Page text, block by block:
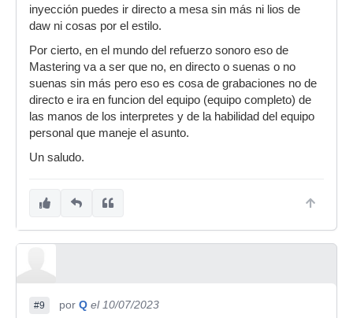
inyección puedes ir directo a mesa sin más ni lios de
daw ni cosas por el estilo.
Por cierto, en el mundo del refuerzo sonoro eso de
Mastering va a ser que no, en directo o suenas o no
suenas sin más pero eso es cosa de grabaciones no de
directo e ira en funcion del equipo (equipo completo) de
las manos de los interpretes y de la habilidad del equipo
personal que maneje el asunto.
Un saludo.
#9 por Q el 10/07/2023